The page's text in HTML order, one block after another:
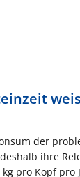
der
ihre
pro Kopf pro